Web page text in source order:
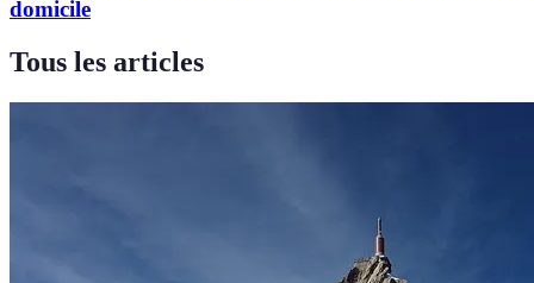
domicile
Tous les articles